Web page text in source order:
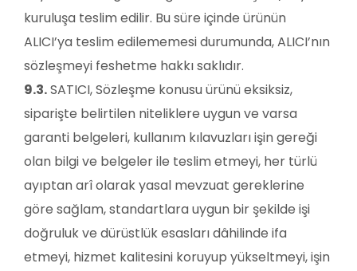
kuruluşa teslim edilir. Bu süre içinde ürünün
ALICI’ya teslim edilememesi durumunda, ALICI’nın
sözleşmeyi feshetme hakkı saklıdır.
9.3.SATICI, Sözleşme konusu ürünü eksiksiz,
siparişte belirtilen niteliklere uygun ve varsa
garanti belgeleri, kullanım kılavuzları işin gereği
olan bilgi ve belgeler ile teslim etmeyi, her türlü
ayıptan arî olarak yasal mevzuat gereklerine
göre sağlam, standartlara uygun bir şekilde işi
doğruluk ve dürüstlük esasları dâhilinde ifa
etmeyi, hizmet kalitesini koruyup yükseltmeyi, işin